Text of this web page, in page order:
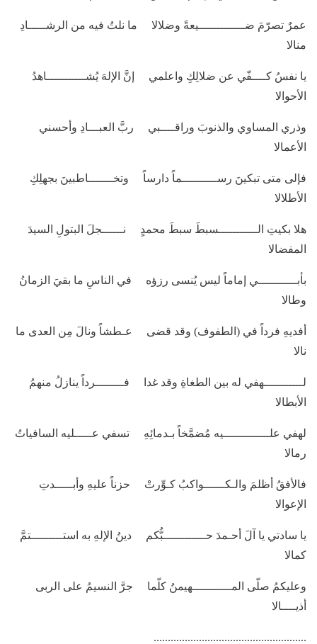
عمرٌ تصرّمَ ضـــــــــــــيعةً وضلالا ما نلتُ فيه من الرشـــــادِ
منالا
يا نفسُ كــــفّي عن ضلالِكِ واعلمي إنَّ الإلهَ يُشـــــــــــاهدُ
الأحوالا
وذري المساوي والذنوبَ وراقــــبي ربَّ العبـــادِ وأحسني
الأعمالا
فإلى متى تبكينَ رســــــــــماً دارساً وتخـــــــاطبينَ بجهلِكِ
الأطلالا
هلا بكيتِ الـــــــــــسبطَ سبطَ محمدٍ نــــــجلَ البتولِ السيدَ
المفضالا
بأبـــــــــــي إماماً ليس يُنسى رزؤه في الناسِ ما بقيَ الزمانُ
وطالا
أفديهِ فرداً في (الطفوف) وقد قضى عـطشاً ونالَ مِن العدى ما
نالا
لـــــــــــهفي له بين الطغاةِ وقد غدا فــــــــرداً ينازلُ منهمُ
الأبطالا
لهفي علـــــــــــــيه مُضمَّخاً بـدمائِهِ تسفي عـــــليه السافياتُ
رمالا
فالأفقُ أظلمَ والـكــــــواكبُ كـوِّرتْ حزناً عليهِ وأبـــــدتِ
الإعوالا
يا سادتي يا آلَ أحـمدَ حــــــــــــبُّكم دينُ الإلهِ به استـــــــــتمَّ
كمالا
وعليكمُ صلّى المـــــــــــهيمنُ كلّما جرَّ النسيمُ على الربى
أذيــــالا
......................................................